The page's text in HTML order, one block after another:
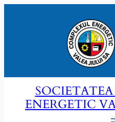
ENERGETIC